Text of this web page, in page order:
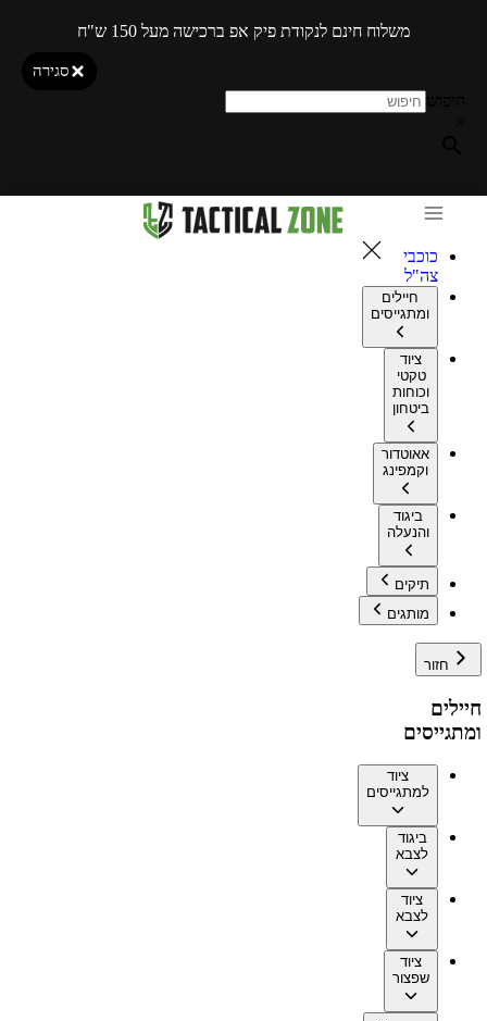
משלוח חינם לנקודת פיק אפ ברכישה מעל 150 ש"ח
סגירה
כוכבי
צה"ל
חיילים
ומתגייסים
ציוד
טקטי
וכוחות
ביטחון
אאוטדור
וקמפינג
ביגוד
והנעלה
תיקים
מותגים
חזור
חיילים
ומתגייסים
ציוד
למתגייסים
ביגוד
לצבא
ציוד
לצבא
ציוד
שפצור